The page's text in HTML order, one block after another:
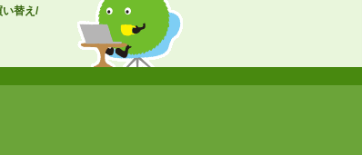
替え/